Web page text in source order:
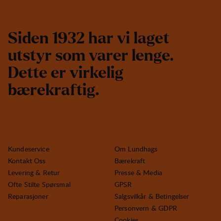
Siden 1932 har vi laget
utstyr som varer lenge.
Dette er virkelig
bærekraftig.
Kundeservice
Kontakt Oss
Levering & Retur
Ofte Stilte Spørsmal
Reparasjoner
Om Lundhags
Bærekraft
Presse & Media
GPSR
Salgsvilkår & Betingelser
Personvern & GDPR